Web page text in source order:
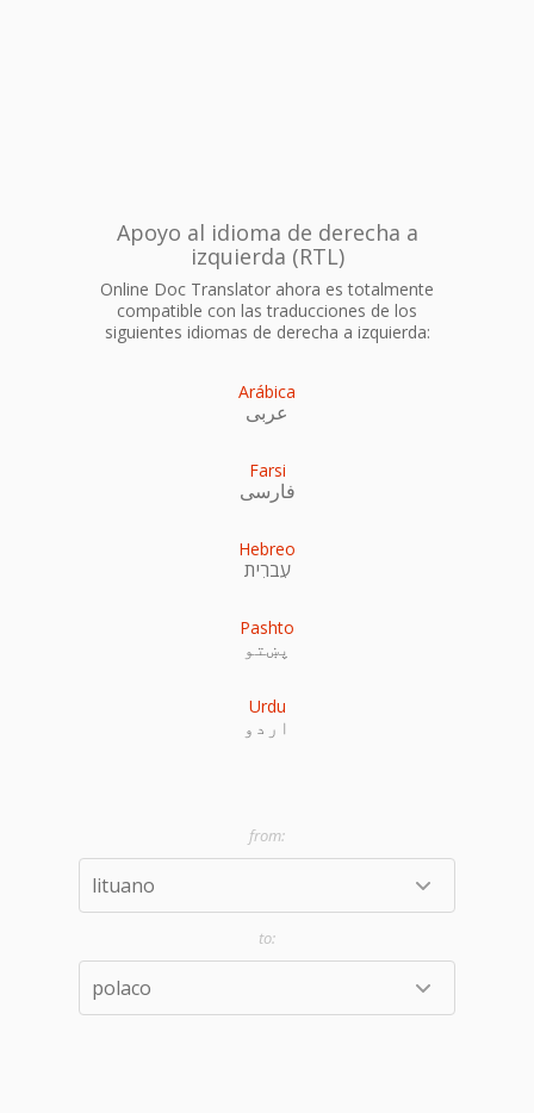
Apoyo al idioma de derecha a
izquierda (RTL)
Online Doc Translator ahora es totalmente
compatible con las traducciones de los
siguientes idiomas de derecha a izquierda:
Arábica
عربى
Farsi
فارسی
Hebreo
עִברִית
Pashto
پښتو
Urdu
اردو